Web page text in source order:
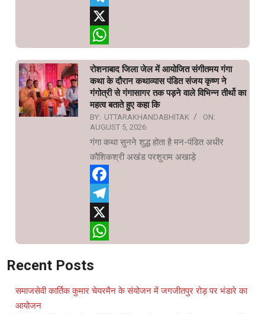
Telegram
X
रोशनाबाद जिला जेल में आयोजित संगीतमय गंगा
कथा के दौरान कथाव्यास पंडित संजय कृष्ण ने
गंगोत्री से गंगासागर तक पड़ने वाले विभिन्न तीर्थो का
महत्व बताते हुए कहा कि
BY: UTTARAKHANDABHITAK
ON:
AUGUST 5, 2026
गंगा कथा सुनने शुद्ध होता है मन-पंडित अधीर
कौशिकश्री अखंड परशुराम अखाड़े
Facebook
Telegram
X
Recent Posts
समाजसेवी कार्तिक कुमार चेयरमैन के संयोजन में जगजीतपुर रोड़ पर भंडारे का
आयोजन